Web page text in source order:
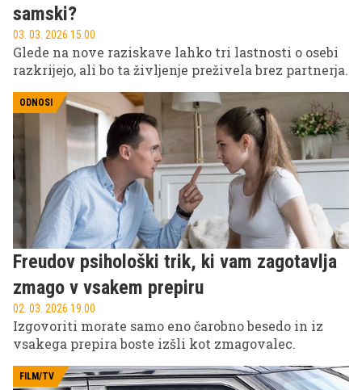
samski?
03. 03. 2026 15.00
Glede na nove raziskave lahko tri lastnosti o osebi
razkrijejo, ali bo ta življenje preživela brez partnerja.
ODNOSI
Freudov psihološki trik, ki vam zagotavlja
zmago v vsakem prepiru
02. 03. 2026 19.00
Izgovoriti morate samo eno čarobno besedo in iz
vsakega prepira boste izšli kot zmagovalec.
FILM/TV